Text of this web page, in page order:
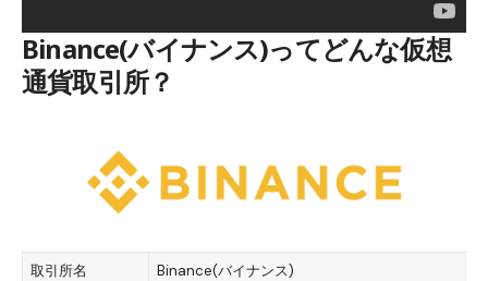
Binance(バイナンス)ってどんな仮想
通貨取引所？
取引所名 Binance(バイナンス)